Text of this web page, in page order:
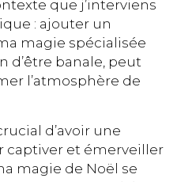
que j’interviens
: ajouter un
magie spécialisée
d’être banale, peut
l’atmosphère de
d’avoir une
captiver et émerveiller
magie de Noël se